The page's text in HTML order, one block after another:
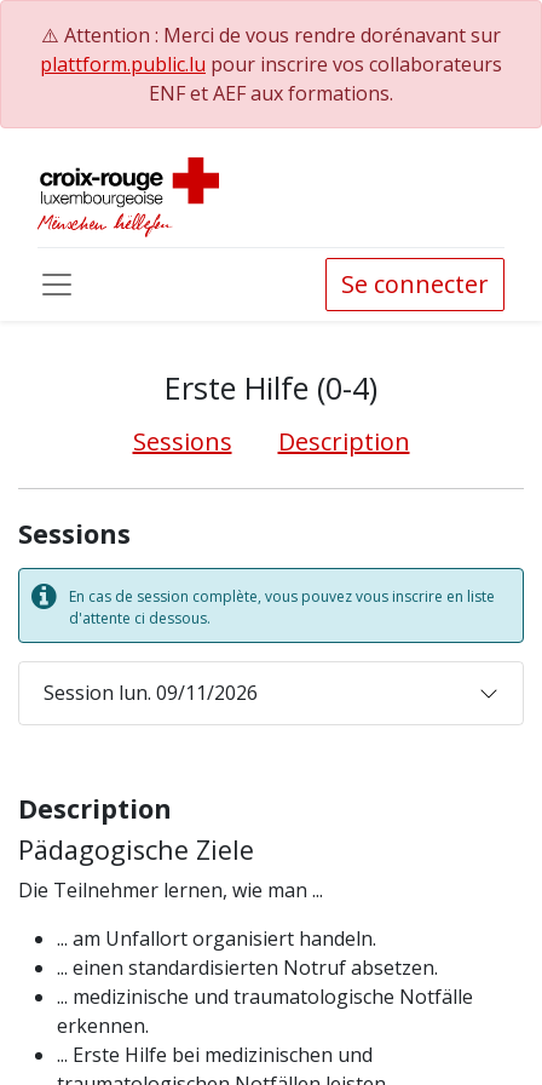
⚠️ Attention : Merci de vous rendre dorénavant sur
plattform.public.lu pour inscrire vos collaborateurs
ENF et AEF aux formations.
Se connecter
Erste Hilfe (0-4)
Sessions Description
Sessions
En cas de session complète, vous pouvez vous inscrire en liste
d'attente ci dessous.
Session lun. 09/11/2026
Description
Pädagogische Ziele
Die Teilnehmer lernen, wie man ...
... am Unfallort organisiert handeln.
... einen standardisierten Notruf absetzen.
... medizinische und traumatologische Notfälle
erkennen.
... Erste Hilfe bei medizinischen und